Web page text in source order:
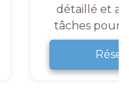
détaillé et
tâches pour